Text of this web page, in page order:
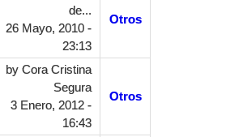
de...
26 Mayo, 2010 -
23:13
Otros
by Cora Cristina
Segura
3 Enero, 2012 -
16:43
Otros